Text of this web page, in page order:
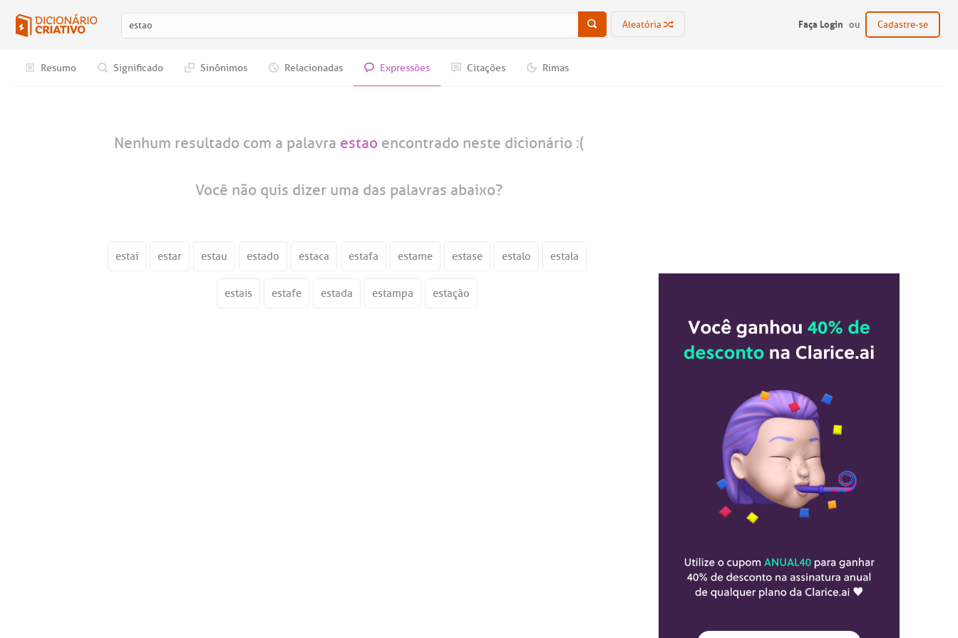
Aleatória Faça Login ou Cadastre-se
Resumo Significado Sinônimos Relacionadas Expressões Citações Rimas
Nenhum resultado com a palavra estao encontrado neste dicionário :(
Você não quis dizer uma das palavras abaixo?
estai estar estau estado estaca estafa estame estase estalo estala
estais estafe estada estampa estação